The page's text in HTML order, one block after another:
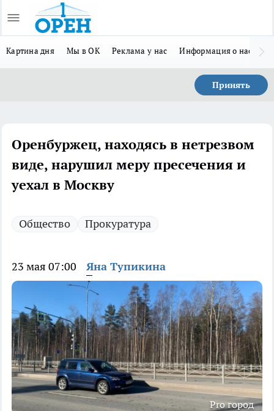
Картина дня Мы в ОК Реклама у нас Информация о нас
Принять
Оренбуржец, находясь в нетрезвом
виде, нарушил меру пресечения и
уехал в Москву
Общество Прокуратура
23 мая 07:00 Яна Тупикина
Pro город